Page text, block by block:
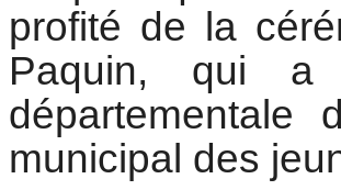
profité de la
Paquin, qui a
départementale
municipal des